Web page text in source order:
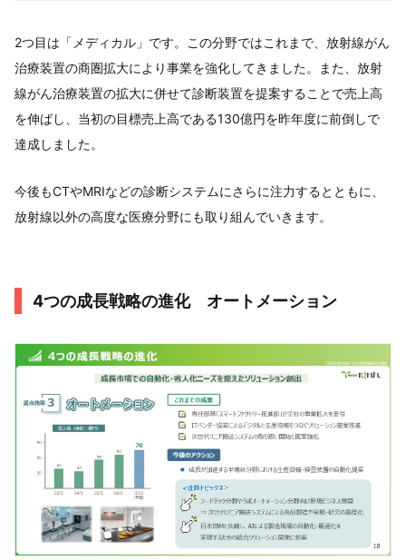
2つ目は「メディカル」です。この分野ではこれまで、放射線がん
治療装置の商圏拡大により事業を強化してきました。また、放射
線がん治療装置の拡大に併せて診断装置を提案することで売上高
を伸ばし、当初の目標売上高である130億円を昨年度に前倒しで
達成しました。
今後もCTやMRIなどの診断システムにさらに注力するとともに、
放射線以外の高度な医療分野にも取り組んでいきます。
4つの成長戦略の進化 オートメーション